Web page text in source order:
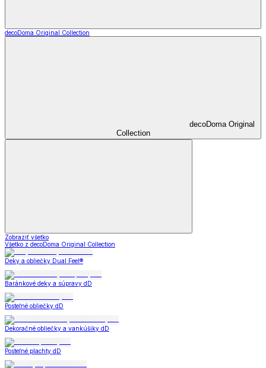
decoDoma Original Collection
decoDoma Original
Collection
Zobraziť všetko
Všetko z decoDoma Original Collection
Deky a obliečky Dual Feel®
Baránkové deky a súpravy dD
Posteľné obliečky dD
Dekoračné obliečky a vankúšiky dD
Posteľné plachty dD